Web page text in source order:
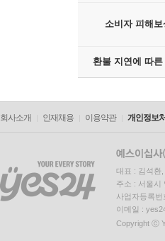
소비자 피해보
환불 지연에 따른
회사소개 인재채용 이용약관 개인정보
대표 : 김석환
주소 : 서울시
사업자등록
이메일 :
Copyright ⓒ